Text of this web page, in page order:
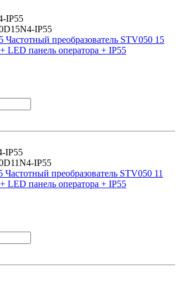
IP55
IP55
преобразователь STV050 15
панель оператора + IP55
IP55
IP55
преобразователь STV050 11
панель оператора + IP55